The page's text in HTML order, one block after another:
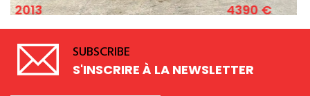
SPARK 1.2 ESSENCE 82 CV
4390 € 2011
SUBSCRIBE
S'INSCRIRE À LA NEWSLETTER